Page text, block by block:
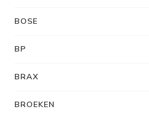
BOSE
BP
BRAX
BROEKEN